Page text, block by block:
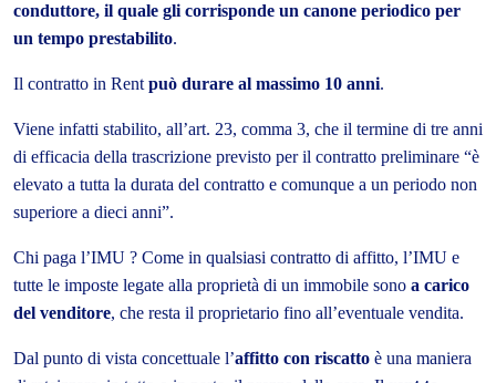
conduttore, il quale gli corrisponde un canone periodico per
un tempo prestabilito.
Il contratto in Rent può durare al massimo 10 anni.
Viene infatti stabilito, all’art. 23, comma 3, che il termine di tre anni
di efficacia della trascrizione previsto per il contratto preliminare “è
elevato a tutta la durata del contratto e comunque a un periodo non
superiore a dieci anni”.
Chi paga l’IMU ? Come in qualsiasi contratto di affitto, l’IMU e
tutte le imposte legate alla proprietà di un immobile sono a carico
del venditore, che resta il proprietario fino all’eventuale vendita.
Dal punto di vista concettuale l’affitto con riscatto è una maniera